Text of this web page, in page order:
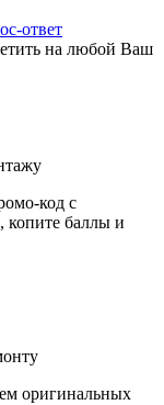
ответ
на любой Ваш
код с
копите баллы и
оригинальных